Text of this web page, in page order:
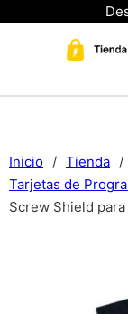
Inicio / Tienda /
Tarjetas de
Screw Shield